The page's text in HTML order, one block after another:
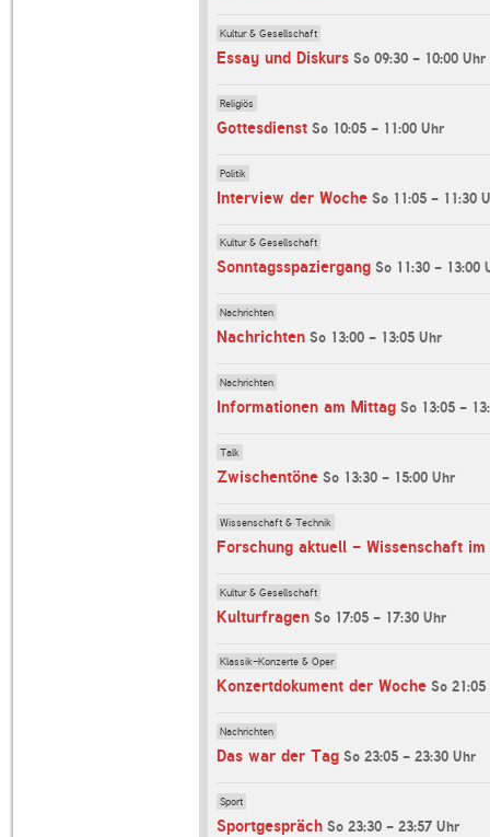
Kultur & Gesellschaft
Essay und Diskurs So 09:30 - 10:00 Uhr
Religiös
Gottesdienst So 10:05 - 11:00 Uhr
Politik
Interview der Woche So 11:05 - 11:30
Kultur & Gesellschaft
Sonntagsspaziergang So 11:30 - 13:00
Nachrichten
Nachrichten So 13:00 - 13:05 Uhr
Nachrichten
Informationen am Mittag So 13:05 -
Talk
Zwischentöne So 13:30 - 15:00 Uhr
Wissenschaft & Technik
Forschung aktuell - Wissenschaft im
Kultur & Gesellschaft
Kulturfragen So 17:05 - 17:30 Uhr
Klassik-Konzerte & Oper
Konzertdokument der Woche So
Nachrichten
Das war der Tag So 23:05 - 23:30 Uhr
Sport
Sportgespräch So 23:30 - 23:57 Uhr